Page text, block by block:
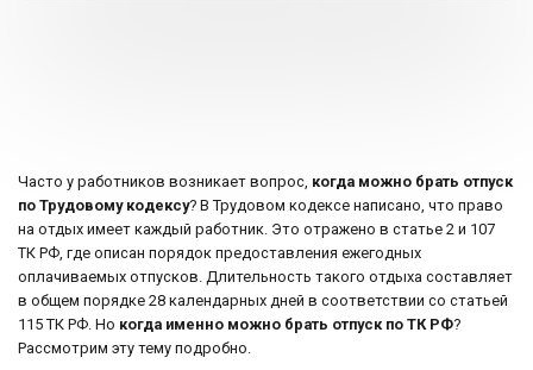
Часто у работников возникает вопрос, когда можно брать отпуск
по Трудовому кодексу? В Трудовом кодексе написано, что право
на отдых имеет каждый работник. Это отражено в статье 2 и 107
ТК РФ, где описан порядок предоставления ежегодных
оплачиваемых отпусков. Длительность такого отдыха составляет
в общем порядке 28 календарных дней в соответствии со статьей
115 ТК РФ. Но когда именно можно брать отпуск по ТК РФ?
Рассмотрим эту тему подробно.